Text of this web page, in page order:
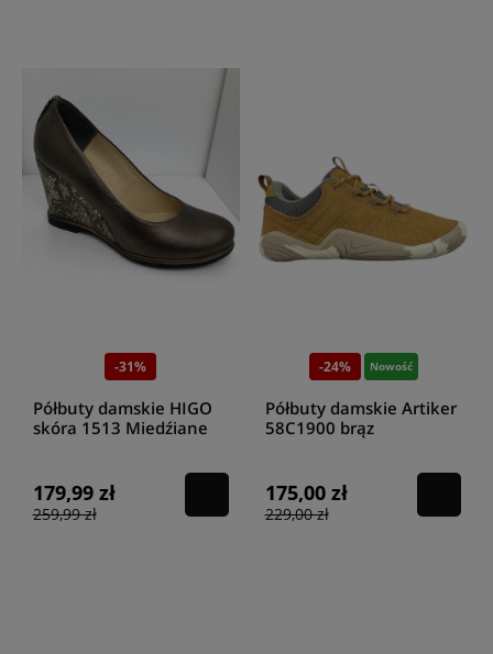
-31%
Półbuty damskie HIGO
skóra 1513 Miedźiane
179,99 zł
259,99 zł
-24% Nowość
Półbuty damskie Artiker
58C1900 brąz
175,00 zł
229,00 zł